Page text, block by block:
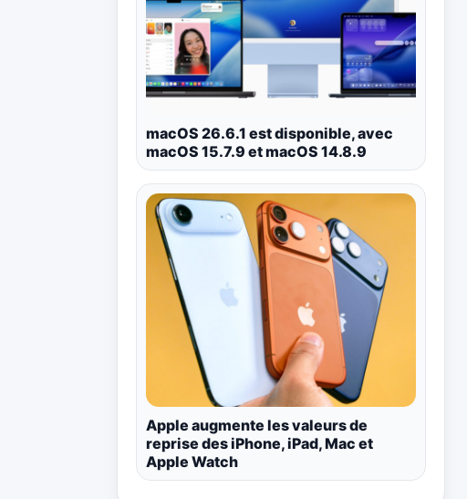
macOS 26.6.1 est disponible, avec
macOS 15.7.9 et macOS 14.8.9
Apple augmente les valeurs de
reprise des iPhone, iPad, Mac et
Apple Watch